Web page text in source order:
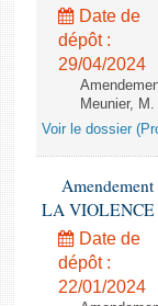
Date de
dépôt :
29/04/2024
Meunier,
Voir le dossier
LA VIOLENCE
Date de
dépôt :
22/01/2024